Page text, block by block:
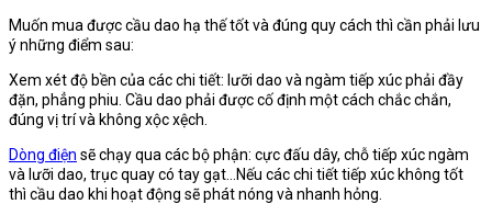
Muốn mua được cầu dao hạ thế tốt và đúng quy cách thì cần phải lưu
ý những điểm sau:
Xem xét độ bền của các chi tiết: lưỡi dao và ngàm tiếp xúc phải đầy
đặn, phẳng phiu. Cầu dao phải được cố định một cách chắc chắn,
đúng vị trí và không xộc xệch.
Dòng điện sẽ chạy qua các bộ phận: cực đấu dây, chỗ tiếp xúc ngàm
và lưỡi dao, trục quay có tay gạt…Nếu các chi tiết tiếp xúc không tốt
thì cầu dao khi hoạt động sẽ phát nóng và nhanh hỏng.